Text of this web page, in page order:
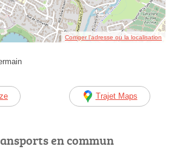
Corriger l’adresse ou la localisation
Trajet Maps
en commun